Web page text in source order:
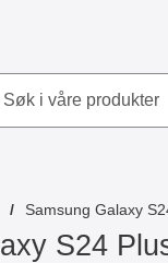
Samsung Galaxy
S24